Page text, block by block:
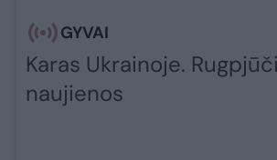
GYVAI
Karas Ukrainoje.
naujienos